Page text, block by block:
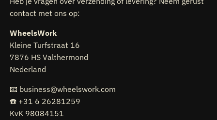
contact met ons op:
WheelsWork
Kleine Turfstraat 16
7876 HS Valthermond
Nederland
📧 business@wheelswork.com
☎️ +31 6 26281259
KvK 98084151